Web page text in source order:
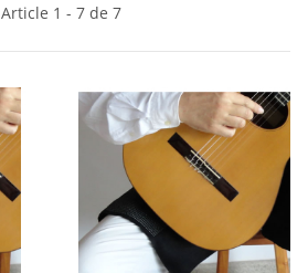
Article 1 - 7 de 7